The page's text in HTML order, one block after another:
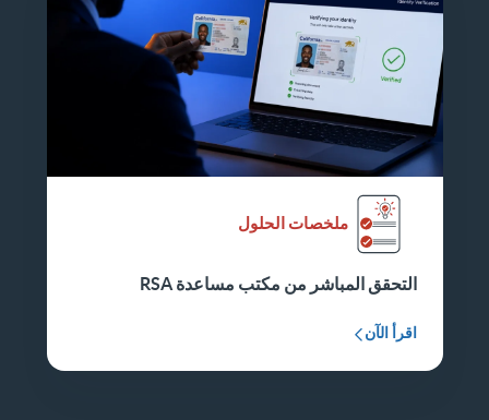
ملخصات الحلول
التحقق المباشر من مكتب مساعدة RSA
اقرأ الآن